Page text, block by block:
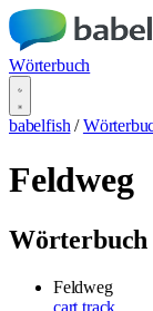
Wörterbuch
babelfish /
Feldweg
Wörterbuch
Feldweg
cart track